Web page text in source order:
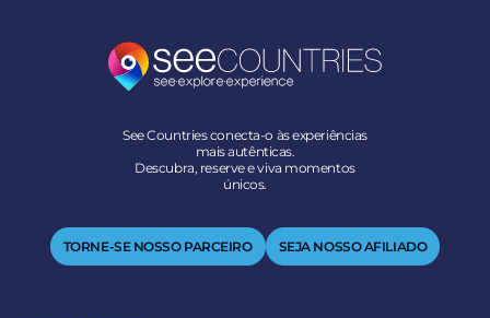
See Countries conecta-o às experiências
mais autênticas.
Descubra, reserve e viva momentos
únicos.
TORNE-SE NOSSO PARCEIRO SEJA NOSSO AFILIADO